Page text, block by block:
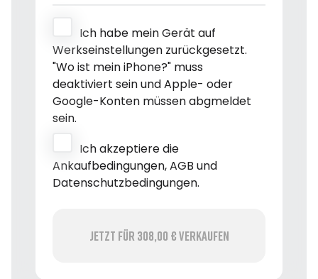
Ich habe mein Gerät auf
Werkseinstellungen zurückgesetzt.
"Wo ist mein iPhone?" muss
deaktiviert sein und Apple- oder
Google-Konten müssen abgmeldet
sein.
Ich akzeptiere die
Ankaufbedingungen, AGB und
Datenschutzbedingungen.
Jetzt für 308,00 € verkaufen